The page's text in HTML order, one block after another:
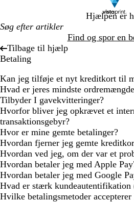
Hjælpen er
Find og spor en
Tilbage til hjælp
Betaling
Kan jeg tilføje et nyt kreditkort til
Hvad er jeres mindste
Tilbyder I gavekvitteringer?
Hvorfor bliver jeg opkrævet et
transaktionsgebyr?
Hvor er mine gemte betalinger?
Hvordan fjerner jeg gemte
Hvordan ved jeg, om der var et
Hvordan betaler jeg med Apple
Hvordan betaler jeg med Google
Hvad er stærk kundeautentifikation
Hvilke betalingsmetoder accepterer